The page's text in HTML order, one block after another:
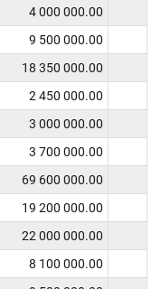
4 000 000.00
9 500 000.00
18 350 000.00
2 450 000.00
3 000 000.00
3 700 000.00
69 600 000.00
19 200 000.00
22 000 000.00
8 100 000.00